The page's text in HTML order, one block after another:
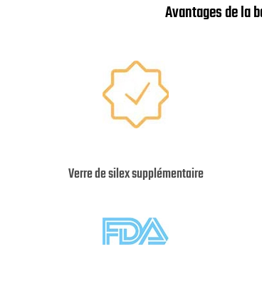
Avantages de la
Verre de silex supplémentaire